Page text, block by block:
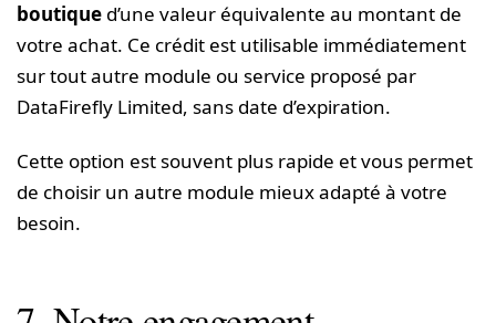
boutique d’une valeur équivalente au montant de
votre achat. Ce crédit est utilisable immédiatement
sur tout autre module ou service proposé par
DataFirefly Limited, sans date d’expiration.
Cette option est souvent plus rapide et vous permet
de choisir un autre module mieux adapté à votre
besoin.